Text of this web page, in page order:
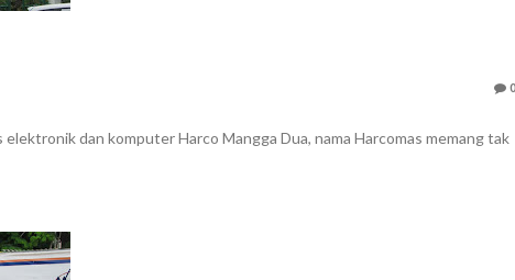
0
dan komputer Harco Mangga Dua, nama Harcomas memang tak